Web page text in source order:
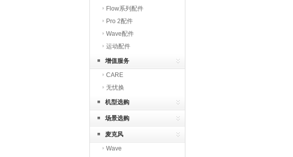
Flow系列配件
Pro 2配件
Wave配件
运动配件
增值服务
CARE
无忧换
机型选购
场景选购
麦克风
Wave